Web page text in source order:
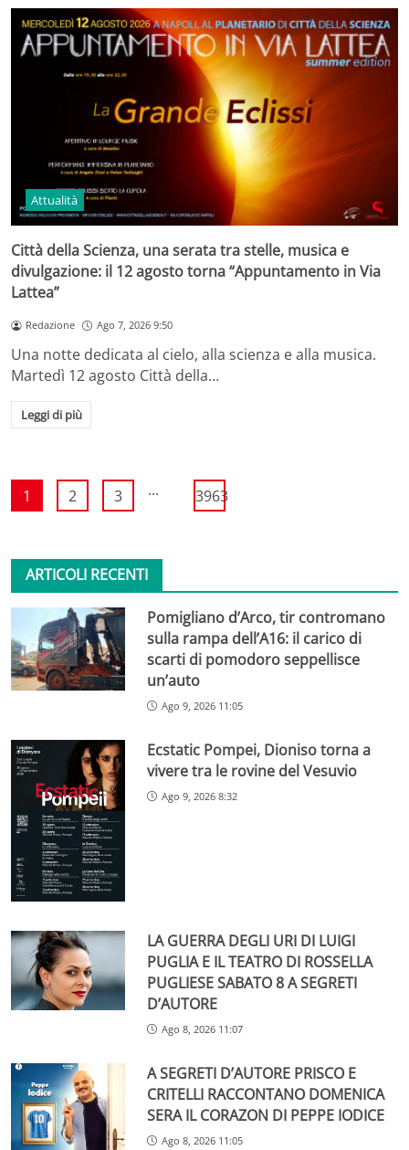
Attualità
Città della Scienza, una serata tra stelle, musica e
divulgazione: il 12 agosto torna “Appuntamento in Via
Lattea”
Redazione Ago 7, 2026 9:50
Una notte dedicata al cielo, alla scienza e alla musica.
Martedì 12 agosto Città della…
Leggi di più
1 2 3 ... 3963
ARTICOLI RECENTI
Pomigliano d’Arco, tir contromano
sulla rampa dell’A16: il carico di
scarti di pomodoro seppellisce
un’auto
Ago 9, 2026 11:05
Ecstatic Pompei, Dioniso torna a
vivere tra le rovine del Vesuvio
Ago 9, 2026 8:32
LA GUERRA DEGLI URI DI LUIGI
PUGLIA E IL TEATRO DI ROSSELLA
PUGLIESE SABATO 8 A SEGRETI
D’AUTORE
Ago 8, 2026 11:07
A SEGRETI D’AUTORE PRISCO E
CRITELLI RACCONTANO DOMENICA
SERA IL CORAZON DI PEPPE IODICE
Ago 8, 2026 11:05